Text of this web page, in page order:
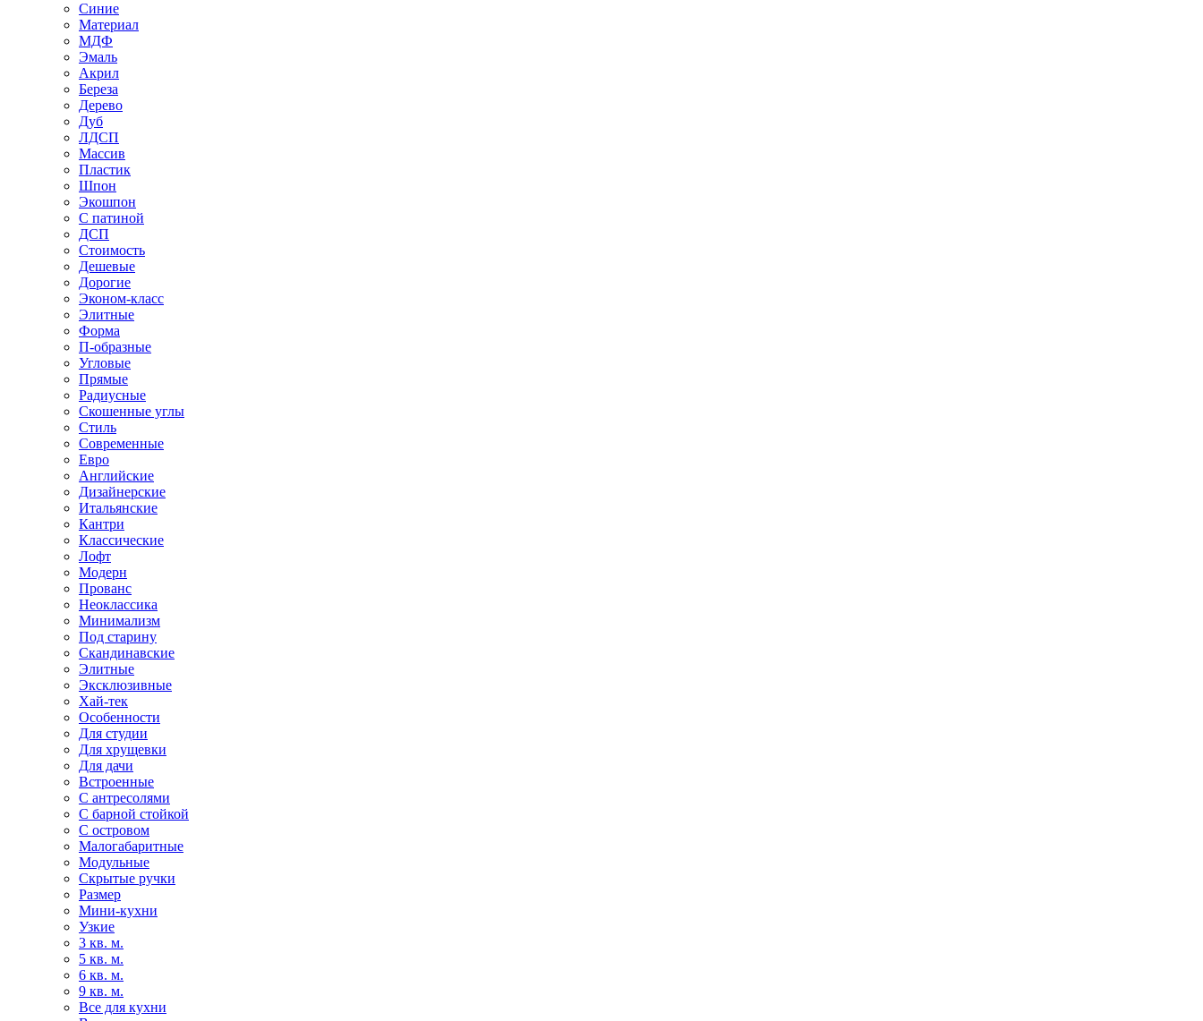
Синие
Материал
МДФ
Эмаль
Акрил
Береза
Дерево
Дуб
ЛДСП
Массив
Пластик
Шпон
Экошпон
С патиной
ДСП
Стоимость
Дешевые
Дорогие
Эконом-класс
Элитные
Форма
П-образные
Угловые
Прямые
Радиусные
Скошенные углы
Стиль
Современные
Евро
Английские
Дизайнерские
Итальянские
Кантри
Классические
Лофт
Модерн
Прованс
Неоклассика
Минимализм
Под старину
Скандинавские
Элитные
Эксклюзивные
Хай-тек
Особенности
Для студии
Для хрущевки
Для дачи
Встроенные
С антресолями
С барной стойкой
С островом
Малогабаритные
Модульные
Скрытые ручки
Размер
Мини-кухни
Узкие
3 кв. м.
5 кв. м.
6 кв. м.
9 кв. м.
Все для кухни